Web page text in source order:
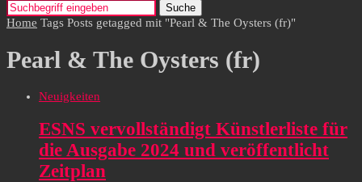
Suche
Home Tags Posts getagged mit "Pearl & The Oysters (fr)"
Pearl & The Oysters (fr)
Neuigkeiten
ESNS vervollständigt Künstlerliste für
die Ausgabe 2024 und veröffentlicht
Zeitplan